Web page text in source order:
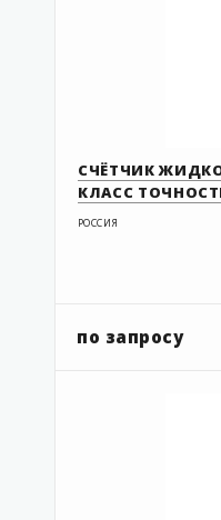
СЧЁТЧИК
КЛАСС
РОССИЯ
по запросу